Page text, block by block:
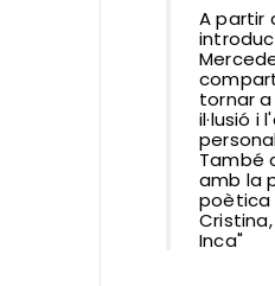
A partir
tornar
il·lusió i
També
amb la
poètica
Inca"